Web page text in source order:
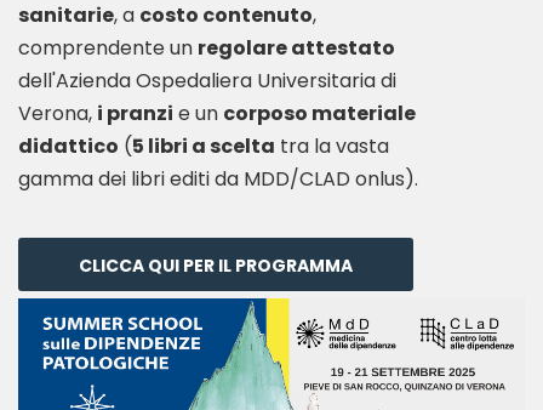
sanitarie, a costo contenuto,
comprendente un regolare attestato
dell'Azienda Ospedaliera Universitaria di
Verona, i pranzi e un corposo materiale
didattico (5 libri a scelta tra la vasta
CLICCA QUI PER IL PROGRAMMA